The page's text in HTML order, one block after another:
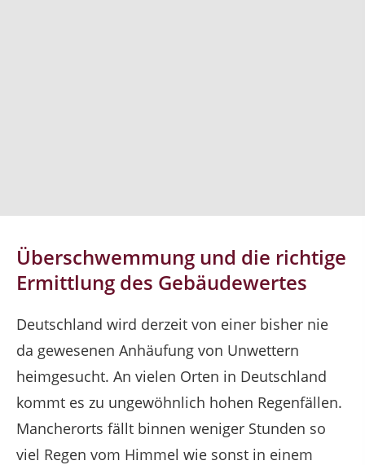
Überschwemmung und die richtige
Ermittlung des Gebäudewertes
Deutschland wird derzeit von einer bisher nie
da gewesenen Anhäufung von Unwettern
heimgesucht. An vielen Orten in Deutschland
kommt es zu ungewöhnlich hohen Regenfällen.
Mancherorts fällt binnen weniger Stunden so
viel Regen vom Himmel wie sonst in einem